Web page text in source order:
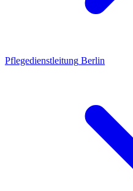
Pflegedienstleitung Berlin